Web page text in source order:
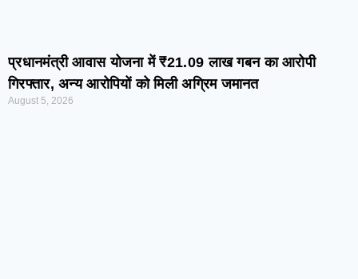
प्रधानमंत्री आवास योजना में ₹21.09 लाख गबन का आरोपी
गिरफ्तार, अन्य आरोपियों को मिली अग्रिम जमानत
August 5, 2026